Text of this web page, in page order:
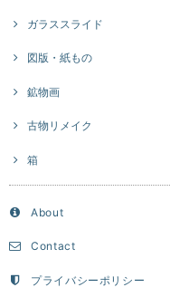
ガラススライド
図版・紙もの
鉱物画
古物リメイク
箱
About
Contact
プライバシーポリシー